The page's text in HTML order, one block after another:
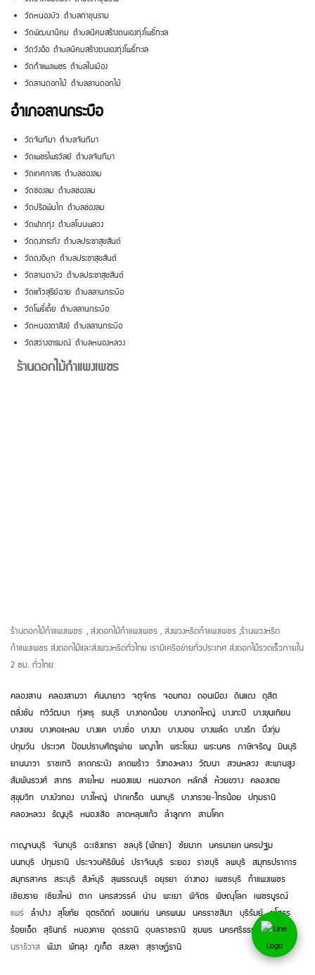
วัดหนองบัว ตำบลท่าขุนราม
วัดพัฒนานิคม ตำบลนิคมสร้างตนเองทุ่งโพธิ์ทะเล
วัดวังอ้อ ตำบลนิคมสร้างตนเองทุ่งโพธิ์ทะเล
วัดกำแพงเพชร ตำบลในเมือง
วัดลานดอกไม้ ตำบลลานดอกไม้
อำเภอลานกระบือ
วัดจันทิมา ตำบลจันทิมา
วัดเพชรไพรวัลย์ ตำบลจันทิมา
วัดเกศกาสร ตำบลช่องลม
วัดช่องลม ตำบลช่องลม
วัดปรือพันไถ ตำบลช่องลม
วัดฟากทุ่ง ตำบลโนนพลวง
วัดดงกระทิง ตำบลประชาสุขสันต์
วัดดงอีบุก ตำบลประชาสุขสันต์
วัดลานตาบัว ตำบลประชาสุขสันต์
วัดแก้วสุริย์ฉาย ตำบลลานกระบือ
วัดโพธิ์เตี้ย ตำบลลานกระบือ
วัดหนองตาสังข์ ตำบลลานกระบือ
วัดสว่างอารมณ์ ตำบลหนองหลวง
ร้านดอกไม้กำแพงเพชร
ร้านดอกไม้กำแพงเพชร ,ส่งดอกไม้กำแพงเพชร,ส่งพวงหรีดกำแพงเพชร,ร้านพวงหรีด
กำแพงเพชร ส่งดอกไม้และส่งพวงหรีดทั่วไทย เรามีเครือข่ายทั่วประเทศ ส่งดอกไม้รวดเร็วภายใน
2ชม. ทั่วไทย
คลองสาน คลองสามวา คันนายาว จตุจักร จอมทอง ดอนเมือง ดินแดง ดุสิต
ตลิ่งชัน ทวีวัฒนา ทุ่งครุ ธนบุรี บางกอกน้อย บางกอกใหญ่ บางกะปิ บางขุนเทียน
บางเขน บางคอแหลม บางแค บางซื่อ บางนา บางบอน บางพลัด บางรัก บึงกุ่ม
ปทุมวัน ประเวศ ป้อมปราบศัตรูพ่าย พญาไท พระโขนง พระนคร ภาษีเจริญ มีนบุรี
ยานนาวา ราชเทวี ลาดกระบัง ลาดพร้าว วังทองหลาง วัฒนา สวนหลวง สะพานสูง
สัมพันธวงศ์ สาทร สายไหม หนองแขม หนองจอก หลักสี่ ห้วยขวาง คลองเตย
สุขุมวิท บางบัวทอง บางใหญ่ ปากเกร็ด นนทบุรี บางกรวย-ไทรน้อย ปทุมธานี
คลองหลวง ธัญบุรี หนองเสือ ลาดหลุมแก้ว ลำลูกกา สามโคก
กาญจนบุรี จันทบุรี ฉะเชิงเทรา ชลบุรี (พัทยา) ชัยนาท นครนายกนครปฐม
นนทบุรี ปทุมธานี ประจวบคีรีขันธ์ ปราจีนบุรี ระยอง ราชบุรี ลพบุรี สมุทรปราการ
สมุทรสาคร สระบุรี สิงห์บุรี สุพรรณบุรี อยุธยา อ่างทอง เพชรบุรี กำแพงเพชร
เชียงราย เชียงใหม่ ตาก นครสวรรค์ น่าน พะเยา พิจิตร พิษณุโลก เพชรบูรณ์
แพร่ ลำปาง สุโขทัย อุตรดิตถ์ ขอนแก่น นครพนม นครราชสีมา บุรีรัมย์ ยโสธร
ร้อยเอ็ด สุรินทร์ หนองคาย อุดรธานี อุบลราชธานี ชุมพร นครศรีธรรมราช
นราธิวาส พังงา พัทลุง ภูเก็ต สงขลา สุราษฏ์ธานี